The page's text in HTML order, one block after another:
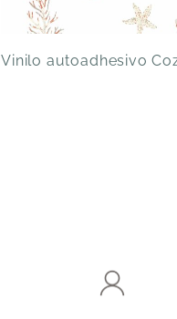
Vinilo autoadhesivo